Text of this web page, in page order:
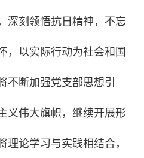
深刻领悟抗日精神，不忘
，以实际行动为社会和国
不断加强党支部思想引
义伟大旗帜，继续开展形
理论学习与实践相结合，